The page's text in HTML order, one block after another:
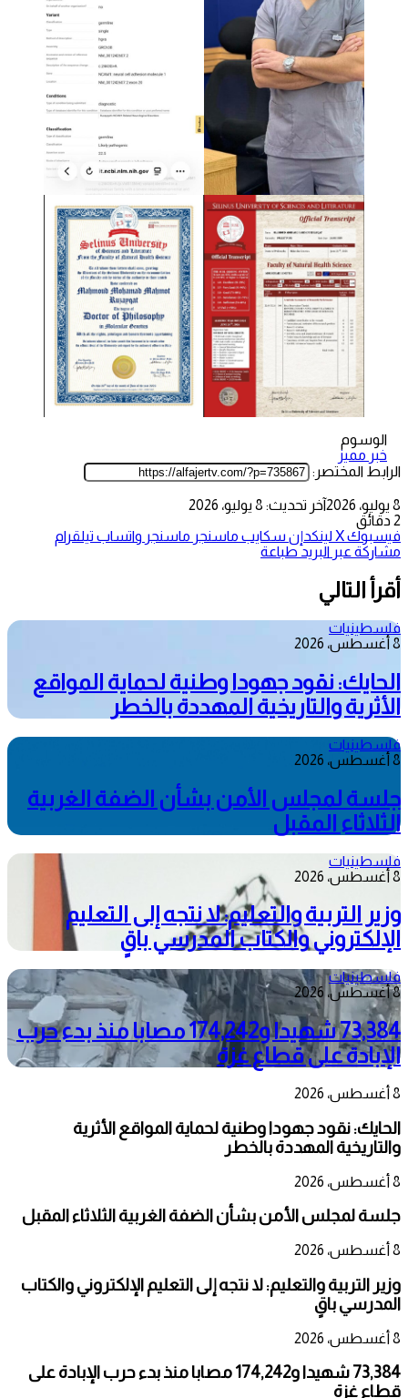
الوسوم
خبر مميز
الرابط المختصر:
8 يوليو، 2026
آخر تحديث: 8 يوليو، 2026
2 دقائق
فيسبوك‫Xلينكدإن سكايب ماسنجر ماسنجر واتساب تيلقرام
مشاركة عبر البريد طباعة
أقرأ التالي
فلسطينيات
8 أغسطس، 2026
الحايك: نقود جهودا وطنية لحماية المواقع
الأثرية والتاريخية المهددة بالخطر
فلسطينيات
8 أغسطس، 2026
جلسة لمجلس الأمن بشأن الضفة الغربية
الثلاثاء المقبل
فلسطينيات
8 أغسطس، 2026
وزير التربية والتعليم: لا نتجه إلى التعليم
الإلكتروني والكتاب المدرسي باقٍ
فلسطينيات
8 أغسطس، 2026
73,384 شهيدا و174,242 مصابا منذ بدء حرب
الإبادة على قطاع غزة
8 أغسطس، 2026
الحايك: نقود جهودا وطنية لحماية المواقع الأثرية
والتاريخية المهددة بالخطر
8 أغسطس، 2026
جلسة لمجلس الأمن بشأن الضفة الغربية الثلاثاء المقبل
8 أغسطس، 2026
وزير التربية والتعليم: لا نتجه إلى التعليم الإلكتروني والكتاب
المدرسي باقٍ
8 أغسطس، 2026
73,384 شهيدا و174,242 مصابا منذ بدء حرب الإبادة على
قطاع غزة